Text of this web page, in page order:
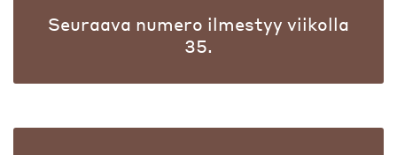
Seuraava numero ilmestyy viikolla
35.